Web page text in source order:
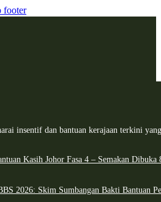
footer
insentif dan bantuan kerajaan terkini
Kasih Johor Fasa 4 – Semakan
2026: Skim Sumbangan Bakti Bantuan